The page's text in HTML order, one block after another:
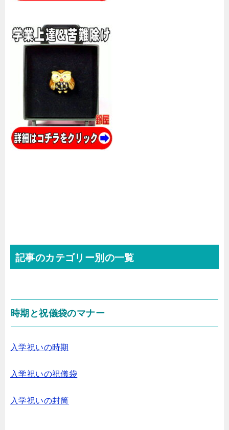
記事のカテゴリー別の一覧
時期と祝儀袋のマナー
入学祝いの時期
入学祝いの祝儀袋
入学祝いの封筒